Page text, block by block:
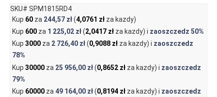
SKU# SPM1815RD4
Kup 60za 244,57 zł(4,0761 złza kazdy)
Kup 600za 1 225,02 zł(2,0417 złza kazdy) i zaoszczedz 50%
Kup 3000za 2 726,40 zł(0,9088 złza kazdy) i zaoszczedz
78%
Kup 30000za 25 956,00 zł(0,8652 złza kazdy) i zaoszczedz
79%
Kup 60000za49 164,00 zł(0,8194 złza kazdy) i zaoszczedz